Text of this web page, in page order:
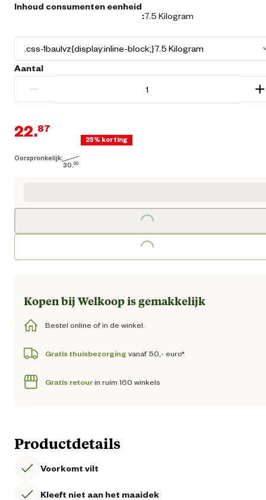
Inhoud consumenten eenheid
:7.5 Kilogram
Aantal
− +
Oorspronkelijk:
30.50
22.87
Huidige prijs € 22,87
25% korting
Loading...
Loading...
Kopen bij Welkoop is gemakkelijk
Bestel online of in de winkel.
Gratis thuisbezorging vanaf 50,- euro*
Gratis retourin ruim 160 winkels
Productdetails
Voorkomt vilt
Kleeft niet aan het maaidek